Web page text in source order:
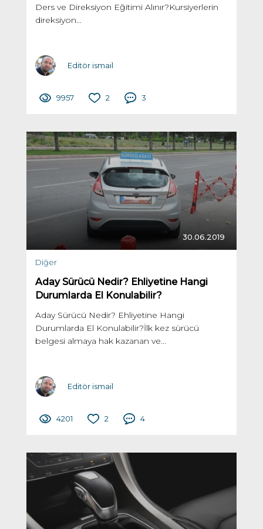
Ders ve Direksiyon Eğitimi Alınır?Kursiyerlerin
direksiyon...
Editör ismail
9957 2 3
30.06.2019
Diğer
Aday Sürücü Nedir? Ehliyetine Hangi
Durumlarda El Konulabilir?
Aday Sürücü Nedir? Ehliyetine Hangi
Durumlarda El Konulabilir?İlk kez sürücü
belgesi almaya hak kazanan ve...
Editör ismail
4201 2 4